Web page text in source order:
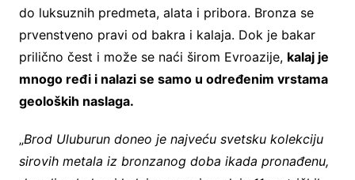
do luksuznih predmeta, alata i pribora. Bronza se
prvenstveno pravi od bakra i kalaja. Dok je bakar
prilično čest i može se naći širom Evroazije, kalaj je
mnogo ređi i nalazi se samo u određenim vrstama
geoloških naslaga.
„Brod Uluburun doneo je najveću svetsku kolekciju
sirovih metala iz bronzanog doba ikada pronađenu,